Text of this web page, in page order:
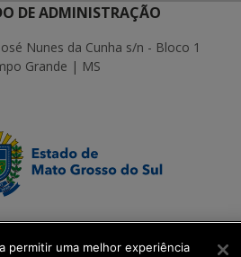
DE ADMINISTRAÇÃO
Nunes da Cunha s/n - Bloco 1
Grande | MS
permitir uma melhor experiência